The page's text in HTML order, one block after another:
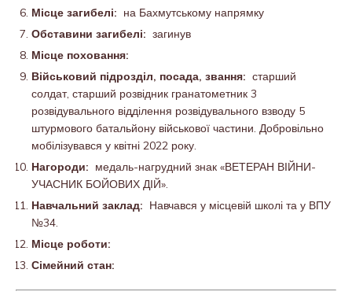
Місце загибелі: на Бахмутському напрямку
Обставини загибелі: загинув
Місце поховання:
Військовий підрозділ, посада, звання: старший
солдат, старший розвідник гранатометник 3
розвідувального відділення розвідувального взводу 5
штурмового батальйону військової частини. Добровільно
мобілізувався у квітні 2022 року.
Нагороди: медаль-нагрудний знак «ВЕТЕРАН ВІЙНИ-
УЧАСНИК БОЙОВИХ ДІЙ».
Навчальний заклад: Навчався у місцевій школі та у ВПУ
№34.
Місце роботи:
Сімейний стан: